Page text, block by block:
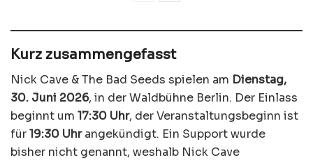
Kurz zusammengefasst
Nick Cave & The Bad Seeds spielen am Dienstag,
30. Juni 2026, in der Waldbühne Berlin. Der Einlass
beginnt um 17:30 Uhr, der Veranstaltungsbeginn ist
für19:30 Uhrangekündigt. Ein Support wurde
bisher nicht genannt, weshalb Nick Cave